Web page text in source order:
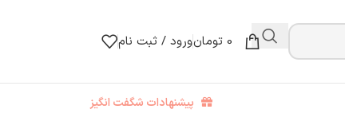
0 تومانورود / ثبت نام
پیشنهادات شگفت انگیز